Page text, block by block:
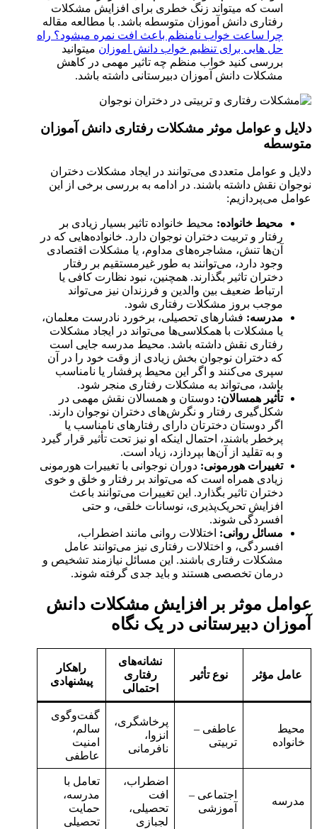
است که میتواند زنگ خطری برای افزایش مشکلات
رفتاری دانش آموزان متوسطه باشد. با مطالعه مقاله
چرا ساعت خواب نامنظم باعث افت نمره میشود؟ راه
حل هایی برای تنظیم خواب دانش اموزان میتوانید
بررسی کنید خواب منظم چه تاثیر مهمی در کاهش
مشکلات دانش آموزان دبیرستانی داشته باشد.
دلایل و عوامل موثر مشکلات رفتاری دانش آموزان
متوسطه
دلایل و عوامل متعددی می‌توانند در ایجاد مشکلات دختران
نوجوان نقش داشته باشند. در ادامه به بررسی برخی از این
عوامل می‌پردازیم:
محیط خانواده: محیط خانواده تاثیر بسیار زیادی بر
رفتار و تربیت دختران نوجوان دارد. خانواده‌هایی که در
آن‌ها تنش، مشاجره‌های مداوم، یا مشکلات اقتصادی
وجود دارد، می‌توانند به طور غیرمستقیم بر رفتار
دختران تاثیر بگذارند. همچنین، نبود نظارت کافی یا
ارتباط ضعیف بین والدین و فرزندان نیز می‌تواند
موجب بروز مشکلات رفتاری شود.
مدرسه: فشارهای تحصیلی، برخورد نادرست معلمان،
یا مشکلات با همکلاسی‌ها می‌تواند در ایجاد مشکلات
رفتاری نقش داشته باشد. محیط مدرسه جایی است
که دختران نوجوان بخش زیادی از وقت خود را در آن
سپری می‌کنند و اگر این محیط پرفشار یا نامناسب
باشد، می‌تواند به مشکلات رفتاری منجر شود.
تأثیر همسالان: دوستان و همسالان نقش مهمی در
شکل‌گیری رفتار و نگرش‌های دختران نوجوان دارند.
اگر دوستان دخترتان دارای رفتارهای نامناسب یا
پرخطر باشند، احتمال اینکه او نیز تحت تأثیر قرار گیرد
و به تقلید از آن‌ها بپردازد، زیاد است.
تغییرات هورمونی: دوران نوجوانی با تغییرات هورمونی
زیادی همراه است که می‌تواند بر رفتار و خلق و خوی
دختران تاثیر بگذارد. این تغییرات می‌توانند باعث
افزایش تحریک‌پذیری، نوسانات خلقی، و حتی
افسردگی شوند.
مسائل روانی: اختلالات روانی مانند اضطراب،
افسردگی، و اختلالات رفتاری نیز می‌توانند عامل
مشکلات رفتاری باشند. این مسائل نیازمند تشخیص و
درمان تخصصی هستند و باید جدی گرفته شوند.
عوامل موثر بر افزایش مشکلات دانش
آموزان دبیرستانی در یک نگاه
عامل مؤثر نوع تأثیر
نشانه‌های
رفتاری
احتمالی
راهکار
پیشنهادی
محیط
خانواده
عاطفی –
تربیتی
پرخاشگری،
انزوا،
نافرمانی
گفت‌وگوی
سالم،
امنیت
عاطفی
مدرسه
اجتماعی –
آموزشی
اضطراب،
افت
تحصیلی،
لجبازی
تعامل با
مدرسه،
حمایت
تحصیلی